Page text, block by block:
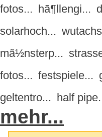
fotos... hã¶llengi...
solarhoch...
mã½nsterp...
fotos... festspiele...
geltentro... half
mehr...